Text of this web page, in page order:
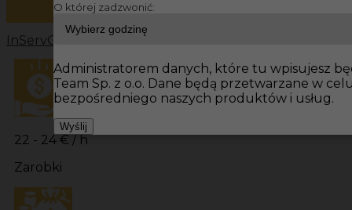
InServOferty pracy Elektryk Niemcy
22 - 24 € / h
Zarobki
O której zadzwonić:
Administratorem danych, które tu wpisujesz
Team Sp. z o.o. Dane będą przetwarzane w
bezpośredniego naszych produktów i usług.
Wyślij